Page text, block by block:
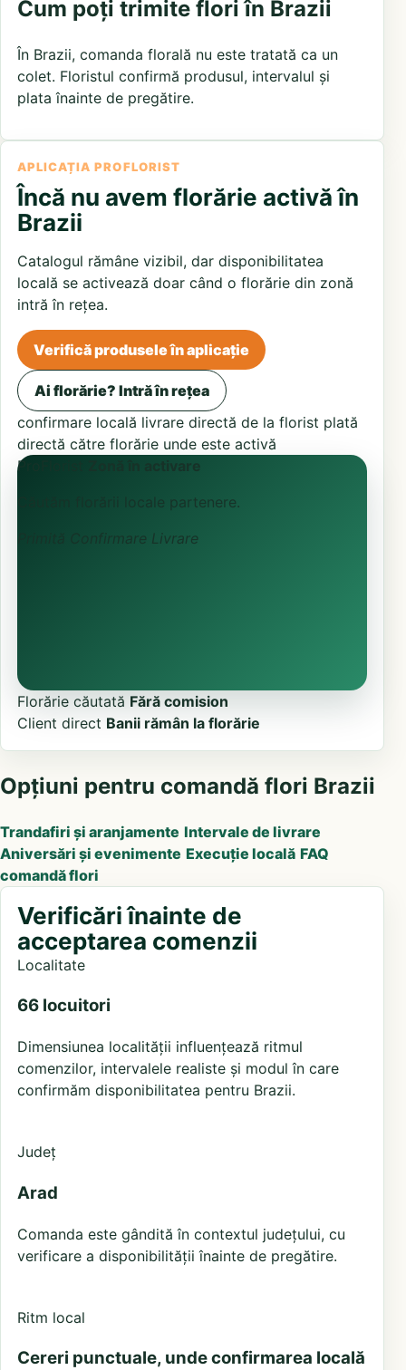
Cum poți trimite flori în Brazii
În Brazii, comanda florală nu este tratată ca un
colet. Floristul confirmă produsul, intervalul și
plata înainte de pregătire.
APLICAȚIA PROFLORIST
Încă nu avem florărie activă în
Brazii
Catalogul rămâne vizibil, dar disponibilitatea
locală se activează doar când o florărie din zonă
intră în rețea.
Verifică produsele în aplicație
Ai florărie? Intră în rețea
confirmare locală livrare directă de la florist plată
directă către florărie unde este activă
ProFlorist
Zonă în activare
Căutăm florării locale partenere.
Confirmare Livrare
Florărie căutată Fără comision
Client direct Banii rămân la florărie
Opțiuni pentru comandă flori Brazii
Trandafiri și aranjamente Intervale de livrare
Aniversări și evenimente Execuție locală FAQ
comandă flori
Verificări înainte de
acceptarea comenzii
Localitate
66 locuitori
Dimensiunea localității influențează ritmul
comenzilor, intervalele realiste și modul în care
confirmăm disponibilitatea pentru Brazii.
Județ
Arad
Comanda este gândită în contextul județului, cu
verificare a disponibilității înainte de pregătire.
Ritm local
Cereri punctuale, unde confirmarea locală